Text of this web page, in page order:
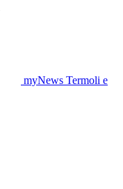
myNews Termoli e